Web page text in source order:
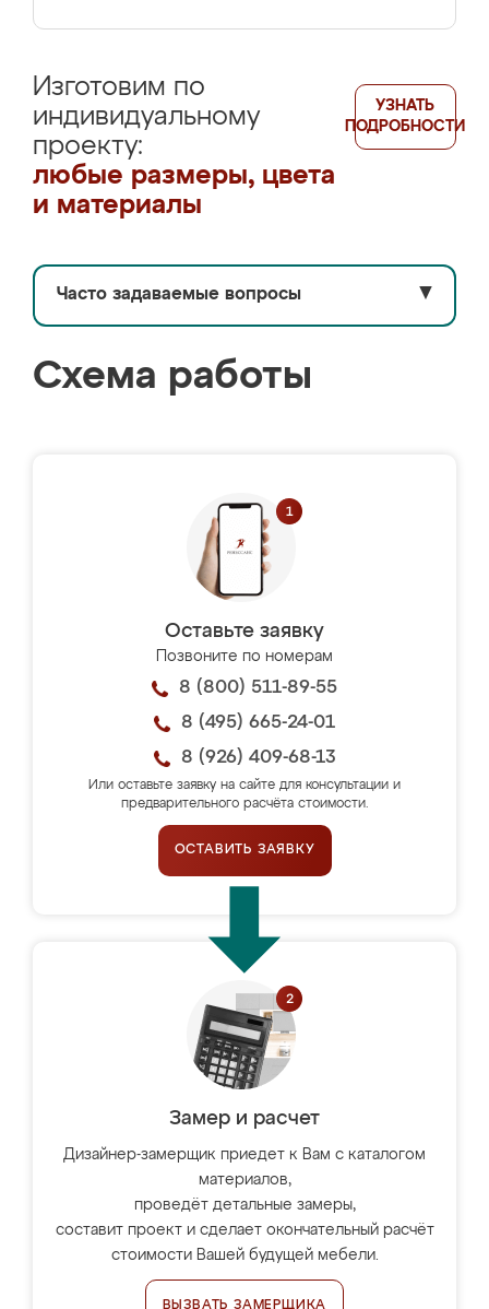
Изготовим по
индивидуальному
проекту:
любые размеры, цвета
и материалы
УЗНАТЬ
ПОДРОБНОСТИ
Часто задаваемые вопросы ▼
Схема работы
Оставьте заявку
Позвоните по номерам
8 (800) 511-89-55
8 (495) 665-24-01
8 (926) 409-68-13
Или оставьте заявку на сайте для консультации и
предварительного расчёта стоимости.
ОСТАВИТЬ ЗАЯВКУ
Замер и расчет
Дизайнер-замерщик приедет к Вам с каталогом
материалов,
проведёт детальные замеры,
составит проект и сделает окончательный расчёт
стоимости Вашей будущей мебели.
ВЫЗВАТЬ ЗАМЕРЩИКА